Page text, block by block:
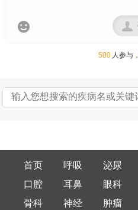
 
500 人参与，
首页 呼吸 泌尿
口腔
耳鼻 眼科
骨科
神经 肿瘤